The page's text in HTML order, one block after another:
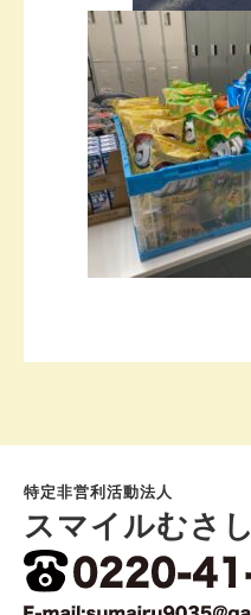
特定非営利活動法人
スマイルむさし